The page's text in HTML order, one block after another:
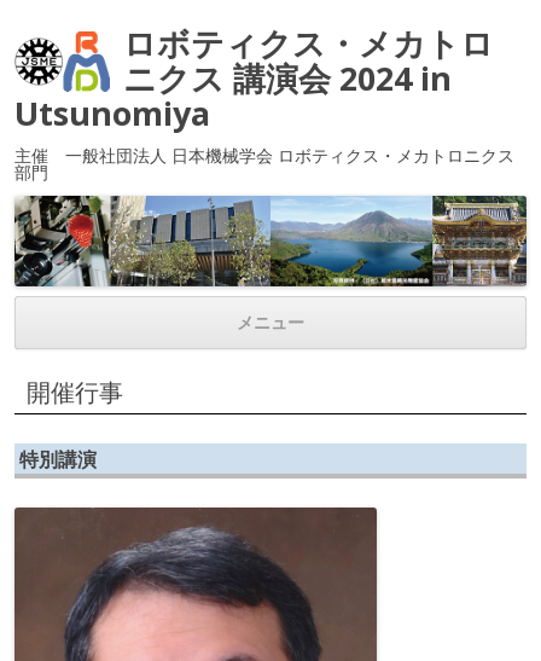
ロボティクス・メカトロ
ニクス 講演会 2024 in
Utsunomiya
主催 一般社団法人 日本機械学会 ロボティクス・メカトロニクス
部門
メニュー
コンテンツへ移動
開催行事
特別講演